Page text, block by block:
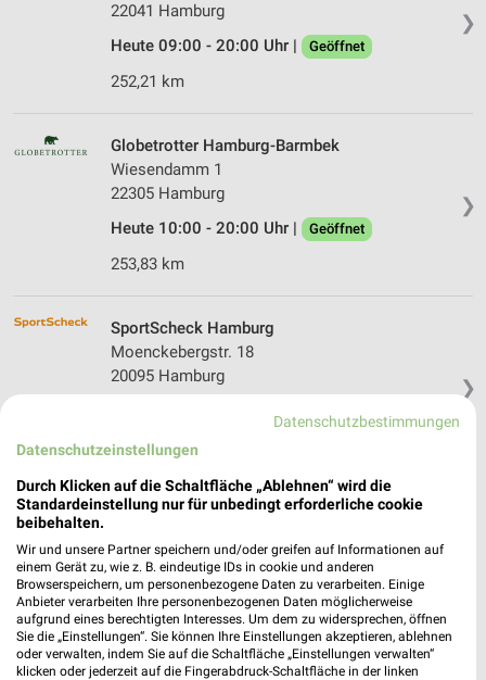
❯
22041 Hamburg
Heute 09:00 - 20:00 Uhr |
Geöffnet
252,21 km
❯
Globetrotter Hamburg-Barmbek
Wiesendamm 1
22305 Hamburg
Heute 10:00 - 20:00 Uhr |
Geöffnet
253,83 km
❯
SportScheck Hamburg
Moenckebergstr. 18
20095 Hamburg
Geöffnet
255,07 km
Meridian Spa & Fitness Hamburg
20459 Hamburg
Heute 07:00 - 23:00 Uhr | Geöffnet
255,77 km
Datenschutzbestimmungen
Datenschutzeinstellungen
Durch Klicken auf die Schaltfläche „Ablehnen“ wird die
Standardeinstellung nur für unbedingt erforderliche cookie
beibehalten.
Wir und unsere Partner speichern und/oder greifen auf Informationen auf
einem Gerät zu, wie z. B. eindeutige IDs in cookie und anderen
Browserspeichern, um personenbezogene Daten zu verarbeiten. Einige
Anbieter verarbeiten Ihre personenbezogenen Daten möglicherweise
aufgrund eines berechtigten Interesses. Um dem zu widersprechen, öffnen
Sie die „Einstellungen“. Sie können Ihre Einstellungen akzeptieren, ablehnen
oder verwalten, indem Sie auf die Schaltfläche „Einstellungen verwalten“
klicken oder jederzeit auf die Fingerabdruck-Schaltfläche in der linken